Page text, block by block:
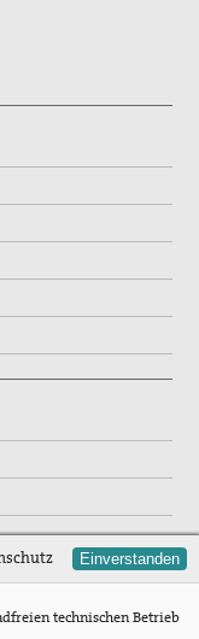
Einverstanden
technischen Betrieb